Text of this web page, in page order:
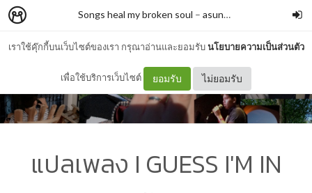
เราใช้คุ๊กกี้บนเว็บไซต์ของเรา กรุณาอ่านและยอมรับนโยบายความเป็นส่วนตัว
เพื่อใช้บริการเว็บไซต์ ยอมรับ ไม่ยอมรับ
Songs heal my broken soul – asunflowerthatiswaiting4u
แปลเพลง I GUESS I'M IN